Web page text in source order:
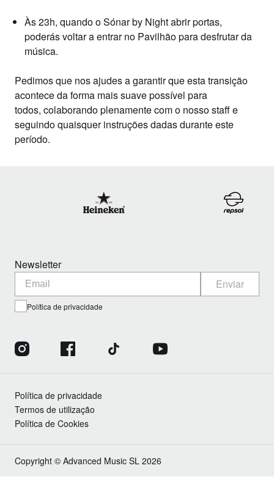
Às23h, quando o Sónar by Night abrir portas,
poderás voltar a entrar no Pavilhão para desfrutar da
música.
Pedimos que nos ajudes a garantir que esta transição
acontece da forma mais suave possível para
todos, colaborando plenamente com o nosso staff e
seguindo quaisquer instruçõesdadas durante este
período.
Newsletter
Enviar
Política de privacidade
Política de privacidade
Termos de utilização
Política de Cookies
Copyright © Advanced Music SL 2026